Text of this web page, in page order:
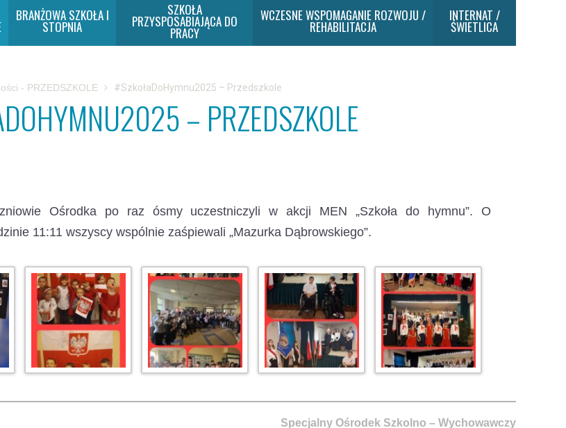
BRANŻOWA SZKOŁA I
STOPNIA
SZKOŁA
PRZYSPOSABIAJĄCA DO
PRACY
WCZESNE WSPOMAGANIE ROZWOJU /
REHABILITACJA
INTERNAT /
ŚWIETLICA
- PRZEDSZKOLE #SzkołaDoHymnu2025 – Przedszkole
– PRZEDSZKOLE
Ośrodka po raz ósmy uczestniczyli w akcji MEN „Szkoła do hymnu”. O
11:11 wszyscy wspólnie zaśpiewali „Mazurka Dąbrowskiego”.
Specjalny Ośrodek Szkolno – Wychowawczy